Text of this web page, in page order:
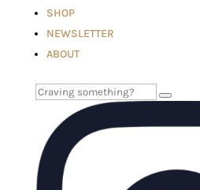
SHOP
NEWSLETTER
ABOUT